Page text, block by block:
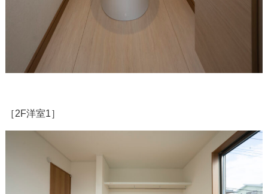
［2F洋室1］